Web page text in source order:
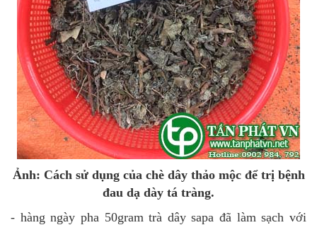
Ảnh: Cách sử dụng của chè dây thảo mộc để trị bệnh
đau dạ dày tá tràng.
- hàng ngày pha 50gram trà dây sapa đã làm sạch với